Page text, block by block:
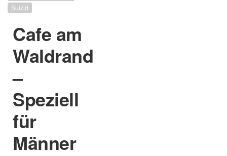
Suizid
Cafe am
Waldrand
–
Speziell
für
Männer